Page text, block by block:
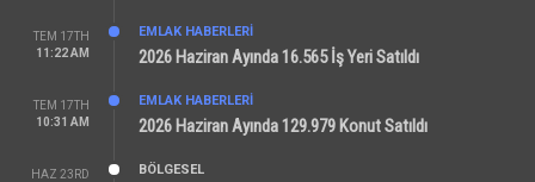
TEM 17TH
11:22 AM
EMLAK HABERLERI
2026 Haziran Ayında 16.565 İş Yeri Satıldı
TEM 17TH
10:31 AM
EMLAK HABERLERI
2026 Haziran Ayında 129.979 Konut Satıldı
HAZ 23RD
BÖLGESEL